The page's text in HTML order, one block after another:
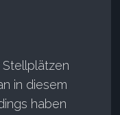
in diesem
haben